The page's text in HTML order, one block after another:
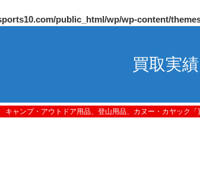
public_html/wp/wp-content/
買取実績
キャンプ・アウトドア用品、登山用品、カヌー・カヤック